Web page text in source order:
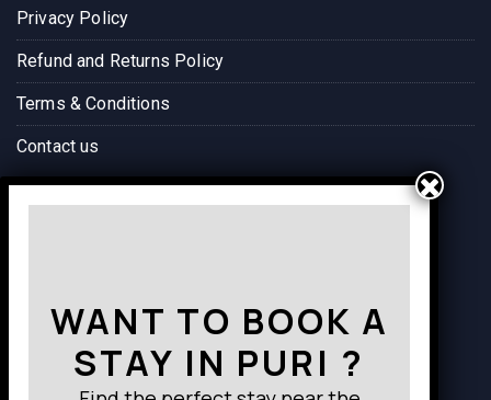
Privacy Policy
Refund and Returns Policy
Terms & Conditions
Contact us
Way to Destination
WANT TO BOOK A
STAY IN PURI ?